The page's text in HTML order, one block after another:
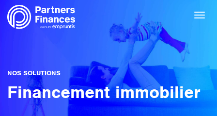
NOS SOLUTIONS
Financement immobilier